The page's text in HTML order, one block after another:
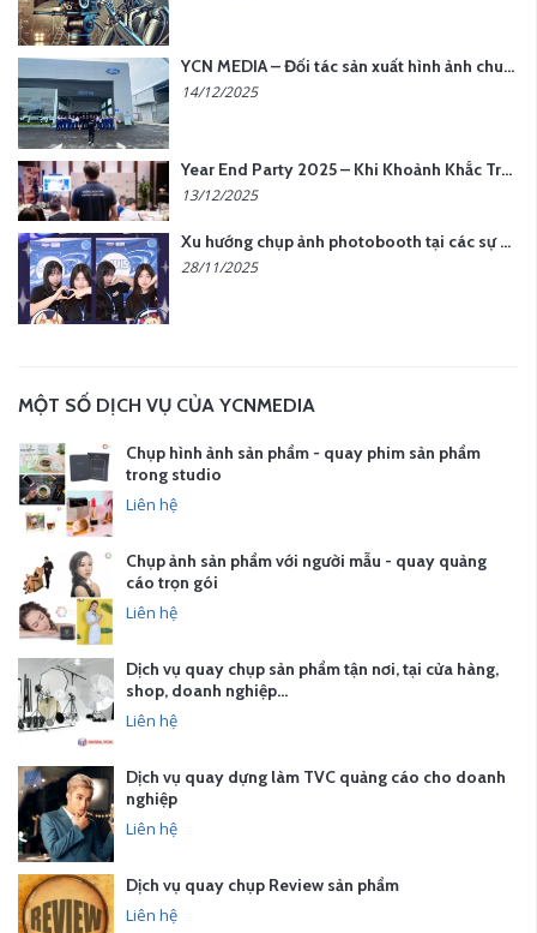
YCN MEDIA – Đối tác sản xuất hình ảnh chuyên nghiệp cho doanh nghiệp tại Hà Nội
14/12/2025
Year End Party 2025 – Khi Khoảnh Khắc Trở Thành Dấu Ấn | Gói Ưu Đãi Tháng 12 Từ YCN Media
13/12/2025
Xu hướng chụp ảnh photobooth tại các sự kiện hiện nay
28/11/2025
MỘT SỐ DỊCH VỤ CỦA YCNMEDIA
Chụp hình ảnh sản phẩm - quay phim sản phẩm
trong studio
Liên hệ
Chụp ảnh sản phẩm với người mẫu - quay quảng
cáo trọn gói
Liên hệ
Dịch vụ quay chụp sản phẩm tận nơi, tại cửa hàng,
shop, doanh nghiệp…
Liên hệ
Dịch vụ quay dựng làm TVC quảng cáo cho doanh
nghiệp
Liên hệ
Dịch vụ quay chụp Review sản phẩm
Liên hệ